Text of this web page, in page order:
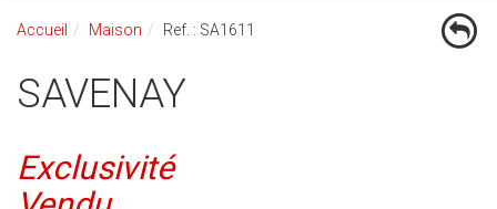
Accueil Maison Ref. : SA1611
SAVENAY
Exclusivité